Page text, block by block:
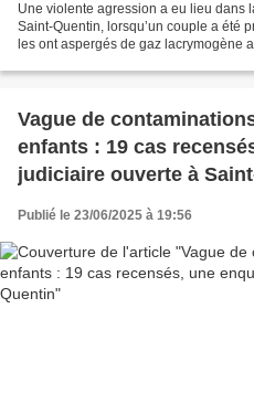
Une violente agression a eu lieu dans
Saint-Quentin, lorsqu’un couple a été
les ont aspergés de gaz lacrymogène
Vague de
enfants : 19 cas
judiciaire ouverte à
Publié le 23/06/2025 à 19:56